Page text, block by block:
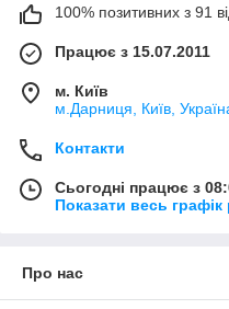
100% позитивних з 91
Працює з 15.07.2011
м. Київ
м.Дарниця, Київ,
Контакти
Сьогодні працює з
Показати весь графік
Про нас